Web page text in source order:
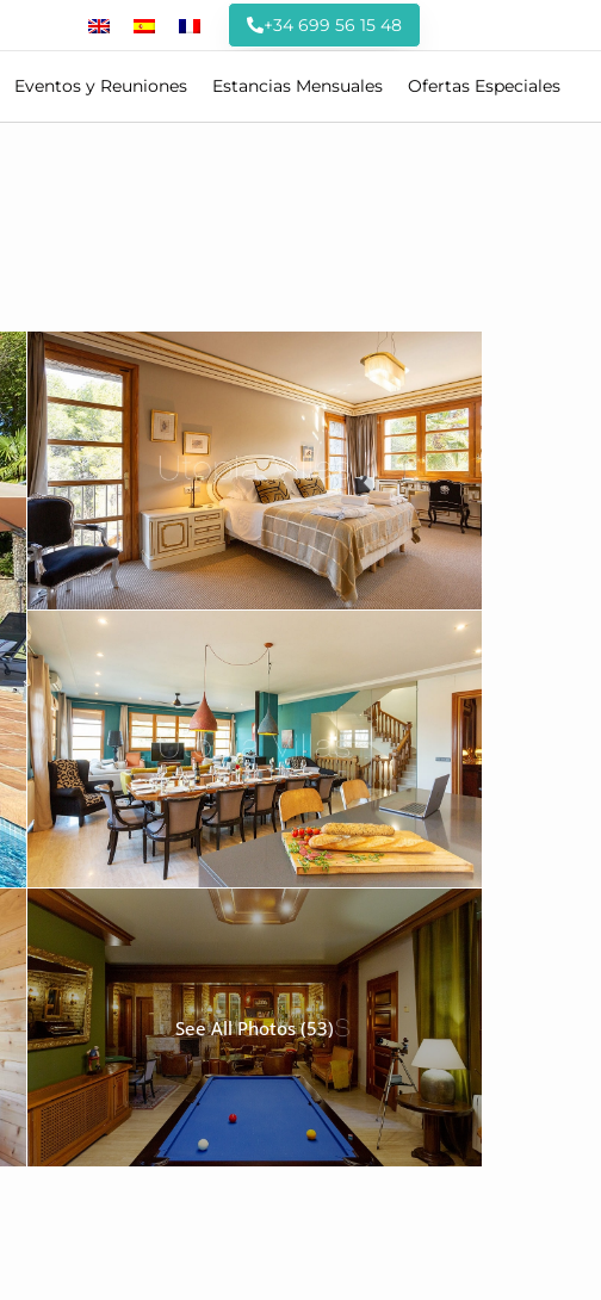
+34 699 56 15 48
Eventos y Reuniones Estancias Mensuales Ofertas Especiales
See All Photos (53)